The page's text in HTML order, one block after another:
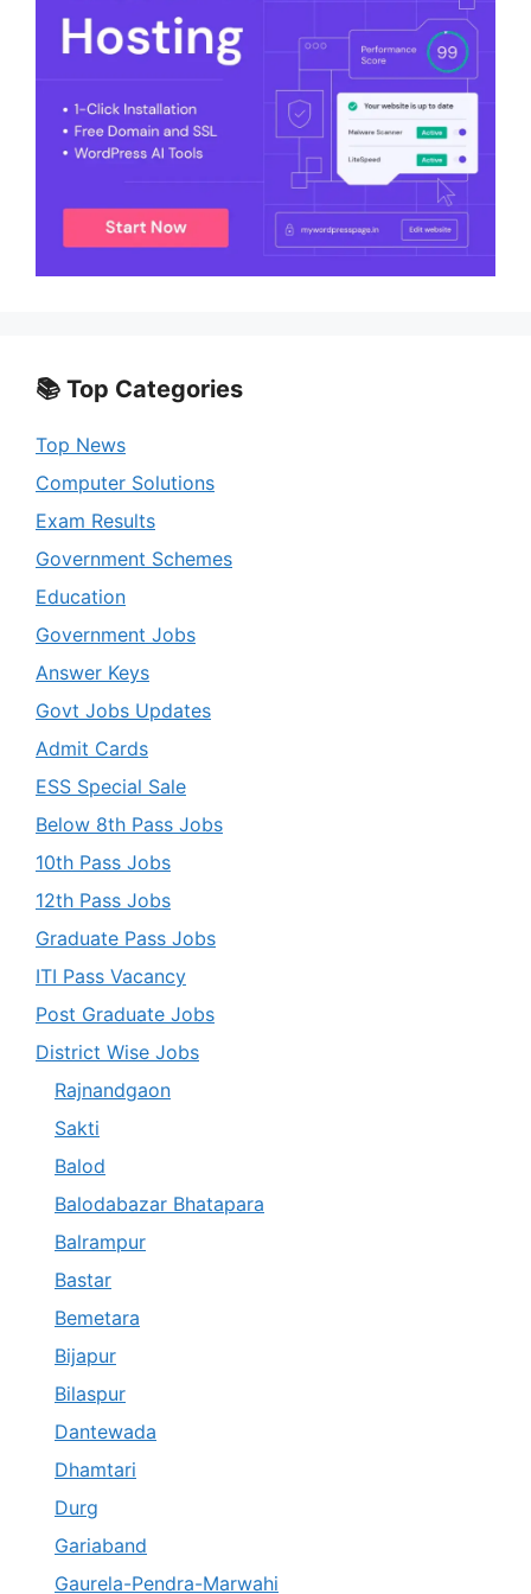
📚 Top Categories
Top News
Computer Solutions
Exam Results
Government Schemes
Education
Government Jobs
Answer Keys
Govt Jobs Updates
Admit Cards
ESS Special Sale
Below 8th Pass Jobs
10th Pass Jobs
12th Pass Jobs
Graduate Pass Jobs
ITI Pass Vacancy
Post Graduate Jobs
District Wise Jobs
Rajnandgaon
Sakti
Balod
Balodabazar Bhatapara
Balrampur
Bastar
Bemetara
Bijapur
Bilaspur
Dantewada
Dhamtari
Durg
Gariaband
Gaurela-Pendra-Marwahi